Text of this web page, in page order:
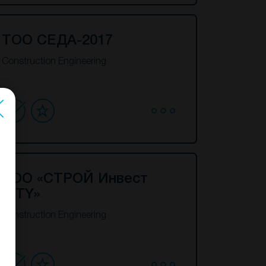
ТОО СЕДА-2017
Construction Engineering
ТОО «СТРОЙ Инвест
SITY»
Construction Engineering